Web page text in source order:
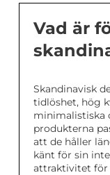
Vad är
Skandinavisk
tidlöshet, hög
minimalistiska
produkterna
att de håller
känt för sin
attraktivitet för